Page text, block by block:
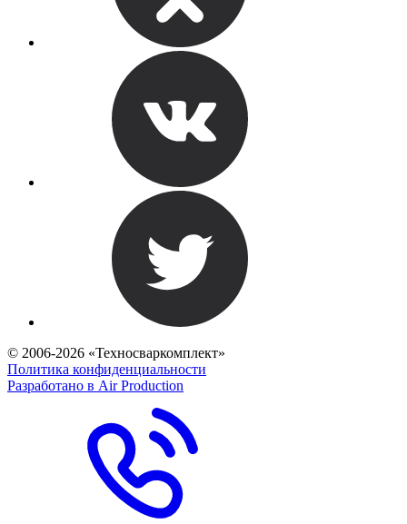
© 2006-2026 «Техносваркомплект»
Политика конфиденциальности
Разработано в Air Production